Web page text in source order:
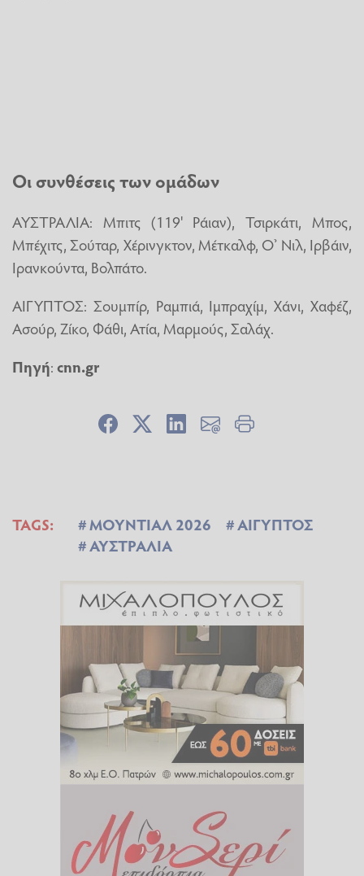
Οι συνθέσεις των ομάδων
ΑΥΣΤΡΑΛΙΑ: Μπιτς (119' Ράιαν), Τσιρκάτι, Μπος,
Μπέχιτς, Σούταρ, Χέρινγκτον, Μέτκαλφ, Ο’ Νιλ, Ιρβάιν,
Ιρανκούντα, Βολπάτο.
ΑΙΓΥΠΤΟΣ: Σουμπίρ, Ραμπιά, Ιμπραχίμ, Χάνι, Χαφέζ,
Ασούρ, Ζίκο, Φάθι, Ατία, Μαρμούς, Σαλάχ.
Πηγή:cnn.gr
TAGS: ΜΟΥΝΤΙΑΛ 2026
ΑΙΓΥΠΤΟΣ
ΑΥΣΤΡΑΛΙΑ